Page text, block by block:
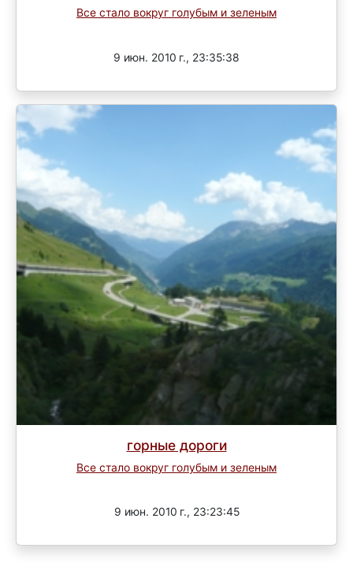
Все стало вокруг голубым и зеленым
9 июн. 2010 г., 23:35:38
горные дороги
Все стало вокруг голубым и зеленым
9 июн. 2010 г., 23:23:45